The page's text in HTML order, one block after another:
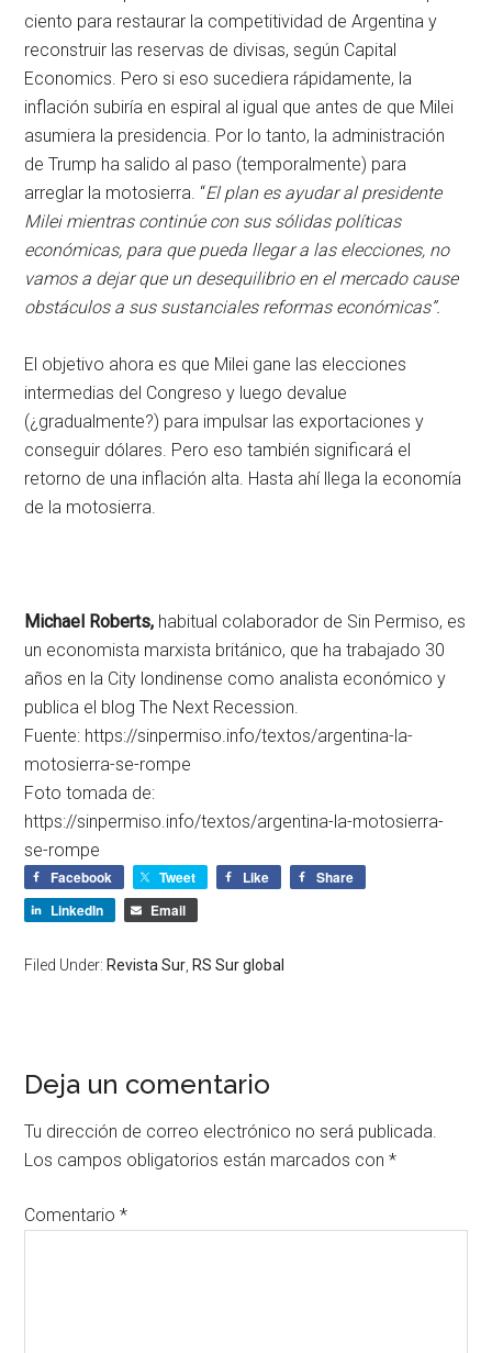
ciento para restaurar la competitividad de Argentina y
reconstruir las reservas de divisas, según Capital
Economics. Pero si eso sucediera rápidamente, la
inflación subiría en espiral al igual que antes de que Milei
asumiera la presidencia. Por lo tanto, la administración
de Trump ha salido al paso (temporalmente) para
arreglar la motosierra. “El plan es ayudar al presidente
Milei mientras continúe con sus sólidas políticas
económicas, para que pueda llegar a las elecciones, no
vamos a dejar que un desequilibrio en el mercado cause
obstáculos a sus sustanciales reformas económicas”.
El objetivo ahora es que Milei gane las elecciones
intermedias del Congreso y luego devalue
(¿gradualmente?) para impulsar las exportaciones y
conseguir dólares. Pero eso también significará el
retorno de una inflación alta. Hasta ahí llega la economía
de la motosierra.
Michael Roberts, habitual colaborador de Sin Permiso, es
un economista marxista británico, que ha trabajado 30
años en la City londinense como analista económico y
publica el blog The Next Recession.
Fuente: https://sinpermiso.info/textos/argentina-la-
motosierra-se-rompe
Foto tomada de:
https://sinpermiso.info/textos/argentina-la-motosierra-
se-rompe
Facebook Tweet Like
Share
LinkedIn
Email
Filed Under: Revista Sur RS Sur global
Deja un comentario
Tu dirección de correo electrónico no será publicada.
Los campos obligatorios están marcados con*
Comentario*